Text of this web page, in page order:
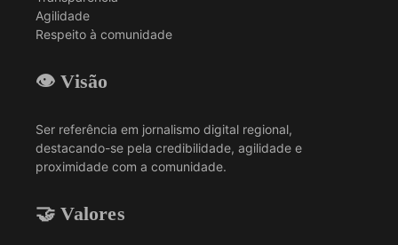
Agilidade
Respeito à comunidade
👁️ Visão
Ser referência em jornalismo digital regional,
destacando-se pela credibilidade, agilidade e
proximidade com a comunidade.
🤝 Valores